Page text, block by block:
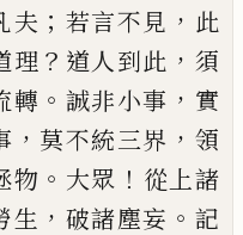
夫 ； 若言不見 ， 此
理 ？ 道人到此 ， 須
轉 。 誠非小事 ， 實
， 莫不統三界 ， 領
物 。 大眾 ！ 從上諸
生 ， 破諸塵妄 。 記